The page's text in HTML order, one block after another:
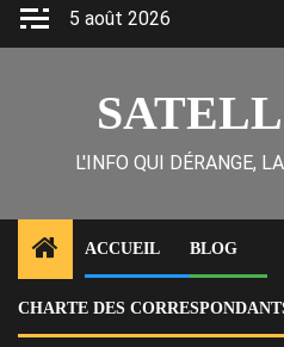
Skip
5 août 2026
L'INFO QUI DÉRANGE,
ACCUEIL BLOG
CHARTE DES
Home
À la Une
La Saint-Valentin : histoire, origines et